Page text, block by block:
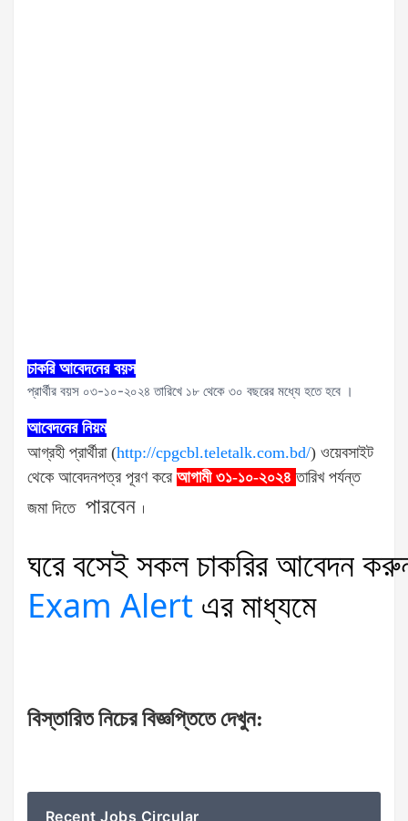
চাকরি আবেদনের বয়স
প্রার্থীর বয়স ০৩-১০-২০২৪ তারিখে ১৮ থেকে ৩০ বছরের মধ্যে হতে হবে ।
আবেদনের নিয়ম
আগ্রহী প্রার্থীরা (http://cpgcbl.teletalk.com.bd/) ওয়েবসাইট
থেকেআবেদনপত্র পূরণ করে আগামী ৩১-১০-২০২৪তারিখ পর্যন্ত
জমা দিতে পারবেন ।
ঘরে বসেই সকল চাকরির আবেদন
Exam Alert এর মাধ্যমে
বিস্তারিতনিচেরবিজ্ঞপ্তিতে দেখুন:
Recent Jobs Circular